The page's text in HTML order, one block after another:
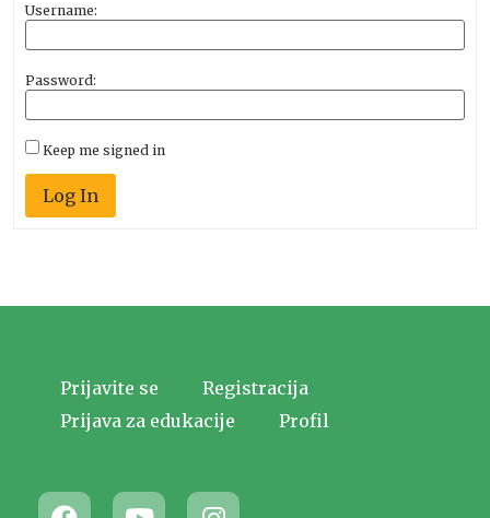
Username:
Password:
Keep me signed in
Log In
Prijavite se
Registracija
Prijava za edukacije
Profil